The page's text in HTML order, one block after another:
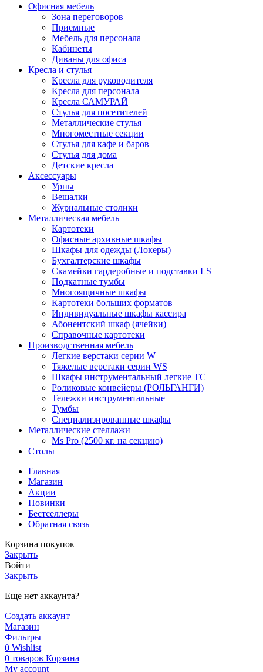
Офисная мебель
Зона переговоров
Приемные
Мебель для персонала
Кабинеты
Диваны для офиса
Кресла и стулья
Кресла для руководителя
Кресла для персонала
Кресла САМУРАЙ
Стулья для посетителей
Металлические стулья
Многоместные секции
Стулья для кафе и баров
Стулья для дома
Детские кресла
Аксессуары
Урны
Вешалки
Журнальные столики
Металлическая мебель
Картотеки
Офисные архивные шкафы
Шкафы для одежды (Локеры)
Бухгалтерские шкафы
Скамейки гардеробные и подставки LS
Подкатные тумбы
Многоящичные шкафы
Картотеки больших форматов
Индивидуальные шкафы кассира
Абонентский шкаф (ячейки)
Справочные картотеки
Производственная мебель
Легкие верстаки серии W
Тяжелые верстаки серии WS
Шкафы инструментальный легкие ТС
Роликовые конвейеры (РОЛЬГАНГИ)
Тележки инструментальные
Тумбы
Специализированные шкафы
Металлические стеллажи
Ms Pro (2500 кг. на секцию)
Столы
Главная
Магазин
Акции
Новинки
Бестселлеры
Обратная связь
Корзина покупок
Закрыть
Войти
Закрыть
Еще нет аккаунта?
Создать аккаунт
Магазин
Фильтры
0 Wishlist
0 товаров Корзина
My account